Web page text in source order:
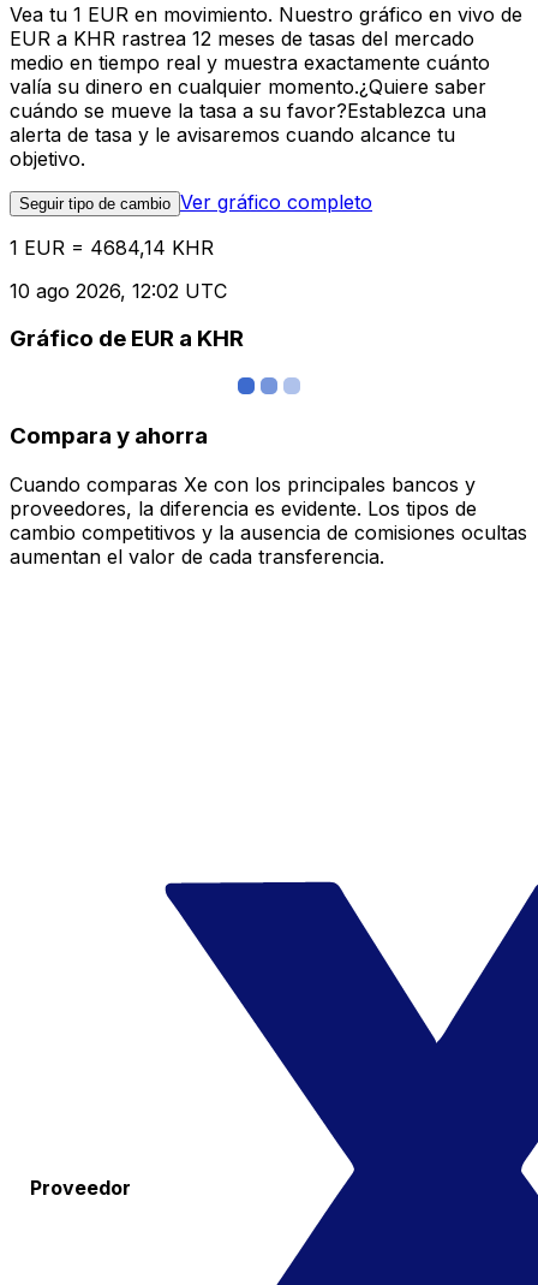
Vea tu 1 EUR en movimiento. Nuestro gráfico en vivo de
EUR a KHR rastrea 12 meses de tasas del mercado
medio en tiempo real y muestra exactamente cuánto
valía su dinero en cualquier momento.¿Quiere saber
cuándo se mueve la tasa a su favor?Establezca una
alerta de tasa y le avisaremos cuando alcance tu
objetivo.
Seguir tipo de cambio Ver gráfico completo
1 EUR = 4684,14 KHR
10 ago 2026, 12:02 UTC
Gráfico de EUR a KHR
Compara y ahorra
Cuando comparas Xe con los principales bancos y
proveedores, la diferencia es evidente. Los tipos de
cambio competitivos y la ausencia de comisiones ocultas
aumentan el valor de cada transferencia.
Proveedor